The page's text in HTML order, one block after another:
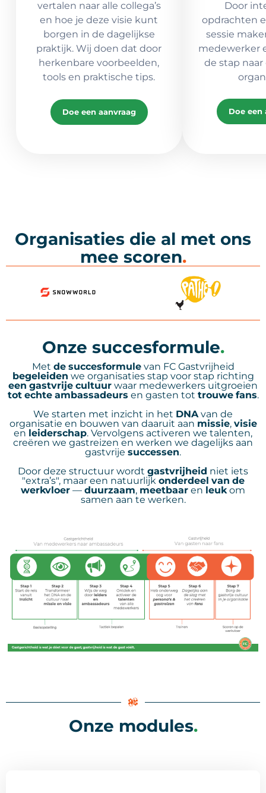
vertalen naar alle collega’s
en hoe je deze visie kunt
borgen in de dagelijkse
praktijk. Wij doen dat door
herkenbare voorbeelden,
tools en praktische tips.
Doe een aanvraag
Door
opdrachten
sessie
medewerker
de stap
Doe een
Organisaties die al met ons
mee scoren.
Onze succesformule.
Met de succesformulevan FC Gastvrijheid
begeleiden we organisaties stap voor stap richting
een gastvrije cultuur waar medewerkers uitgroeien
tot echte ambassadeurs en gasten tot trouwe fans.
We starten met inzicht in het DNAvan de
organisatie en bouwen van daaruit aan missie, visie
en leiderschap. Vervolgens activeren we talenten,
creëren we gastreizen en werken we dagelijks aan
gastvrije successen.
Door deze structuur wordt gastvrijheid niet iets
"extra’s", maar een natuurlijk onderdeel van de
werkvloer — duurzaam, meetbaar en leukom
samen aan te werken.
Onze modules.